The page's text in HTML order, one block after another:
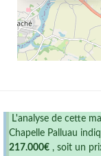
L'analyse de cette
Chapelle Palluau
217.000€ , soit un